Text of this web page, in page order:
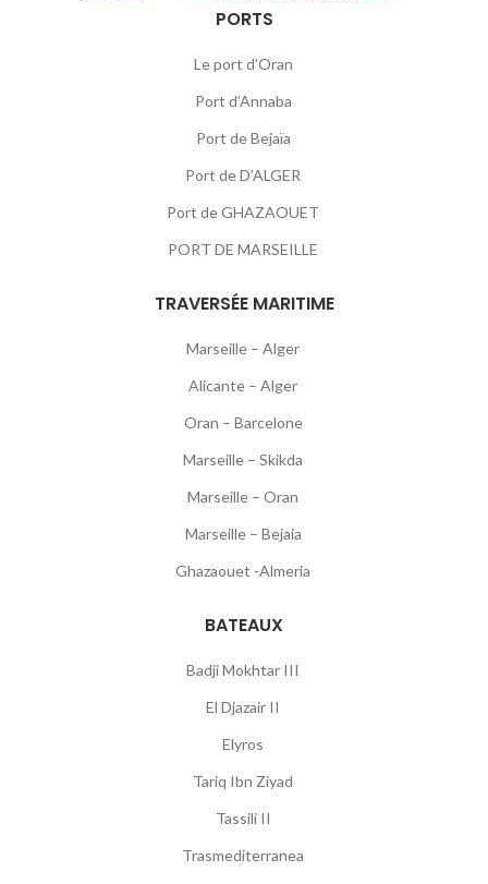
PORTS
Le port d’Oran
Port d’Annaba
Port de Bejaïa
Port de D’ALGER
Port de GHAZAOUET
PORT DE MARSEILLE
TRAVERSÉE MARITIME
Marseille – Alger
Alicante – Alger
Oran – Barcelone
Marseille – Skikda
Marseille – Oran
Marseille – Bejaia
Ghazaouet -Almeria
BATEAUX
Badji Mokhtar III
El Djazair II
Elyros
Tariq Ibn Ziyad
Tassili II
Trasmediterranea